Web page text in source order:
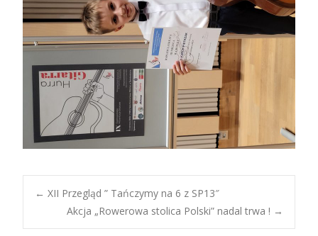
Post
← XII Przegląd ” Tańczymy na 6 z SP13″
Akcja „Rowerowa stolica Polski” nadal trwa ! →